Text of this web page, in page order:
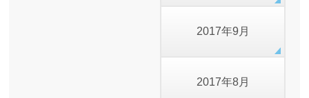
2017年9月
2017年8月